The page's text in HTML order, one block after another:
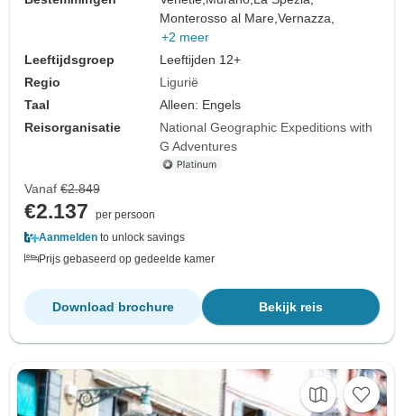
Monterosso al Mare,Vernazza,
+2 meer
Leeftijdsgroep
Leeftijden 12+
Regio
Ligurië
Taal
Alleen: Engels
Reisorganisatie
National Geographic Expeditions with
G Adventures
Vanaf €2.849
€2.137
per persoon
Aanmelden to unlock savings
Prijs gebaseerd op gedeelde kamer
Bekijk reis
Download brochure